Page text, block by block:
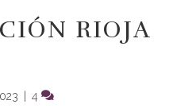
RIOJA
4